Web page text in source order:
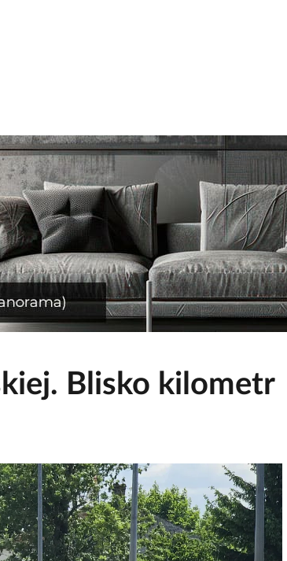
Blisko kilometr